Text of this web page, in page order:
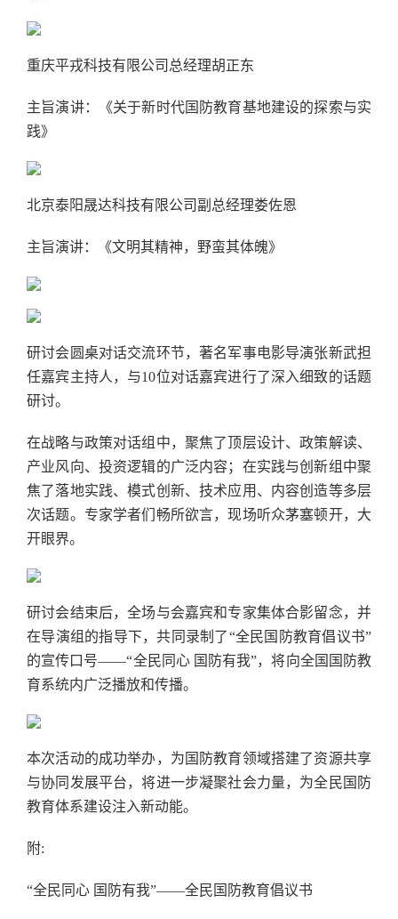
重庆平戎科技有限公司总经理胡正东
主旨演讲：《关于新时代国防教育基地建设的探索与实
践》
北京泰阳晟达科技有限公司副总经理娄佐恩
主旨演讲：《文明其精神，野蛮其体魄》
研讨会圆桌对话交流环节，著名军事电影导演张新武担
任嘉宾主持人，与10位对话嘉宾进行了深入细致的话题
研讨。
在战略与政策对话组中，聚焦了顶层设计、政策解读、
产业风向、投资逻辑的广泛内容；在实践与创新组中聚
焦了落地实践、模式创新、技术应用、内容创造等多层
次话题。专家学者们畅所欲言，现场听众茅塞顿开，大
开眼界。
研讨会结束后，全场与会嘉宾和专家集体合影留念，并
在导演组的指导下，共同录制了“全民国防教育倡议书”
的宣传口号——“全民同心 国防有我”，将向全国国防教
育系统内广泛播放和传播。
本次活动的成功举办，为国防教育领域搭建了资源共享
与协同发展平台，将进一步凝聚社会力量，为全民国防
教育体系建设注入新动能。
附:
“全民同心 国防有我”——全民国防教育倡议书